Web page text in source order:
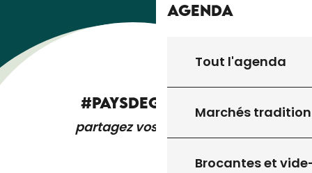
Agenda
Tout l'agenda
Marchés
Brocantes et
#PAYSDEGOURDON
partagez vos expériences